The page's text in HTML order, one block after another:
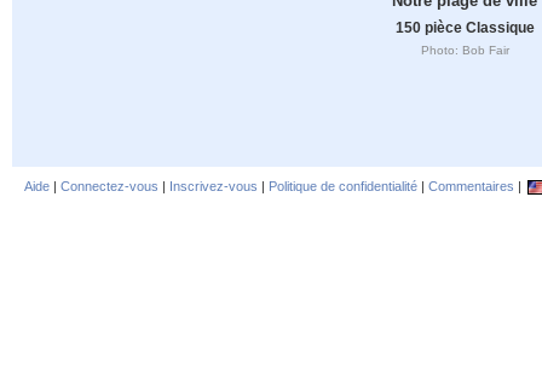
150 pièce Classique
Photo: Bob Fair
Aide | Connectez-vous | Inscrivez-vous | Politique de confidentialité | Commentaires |